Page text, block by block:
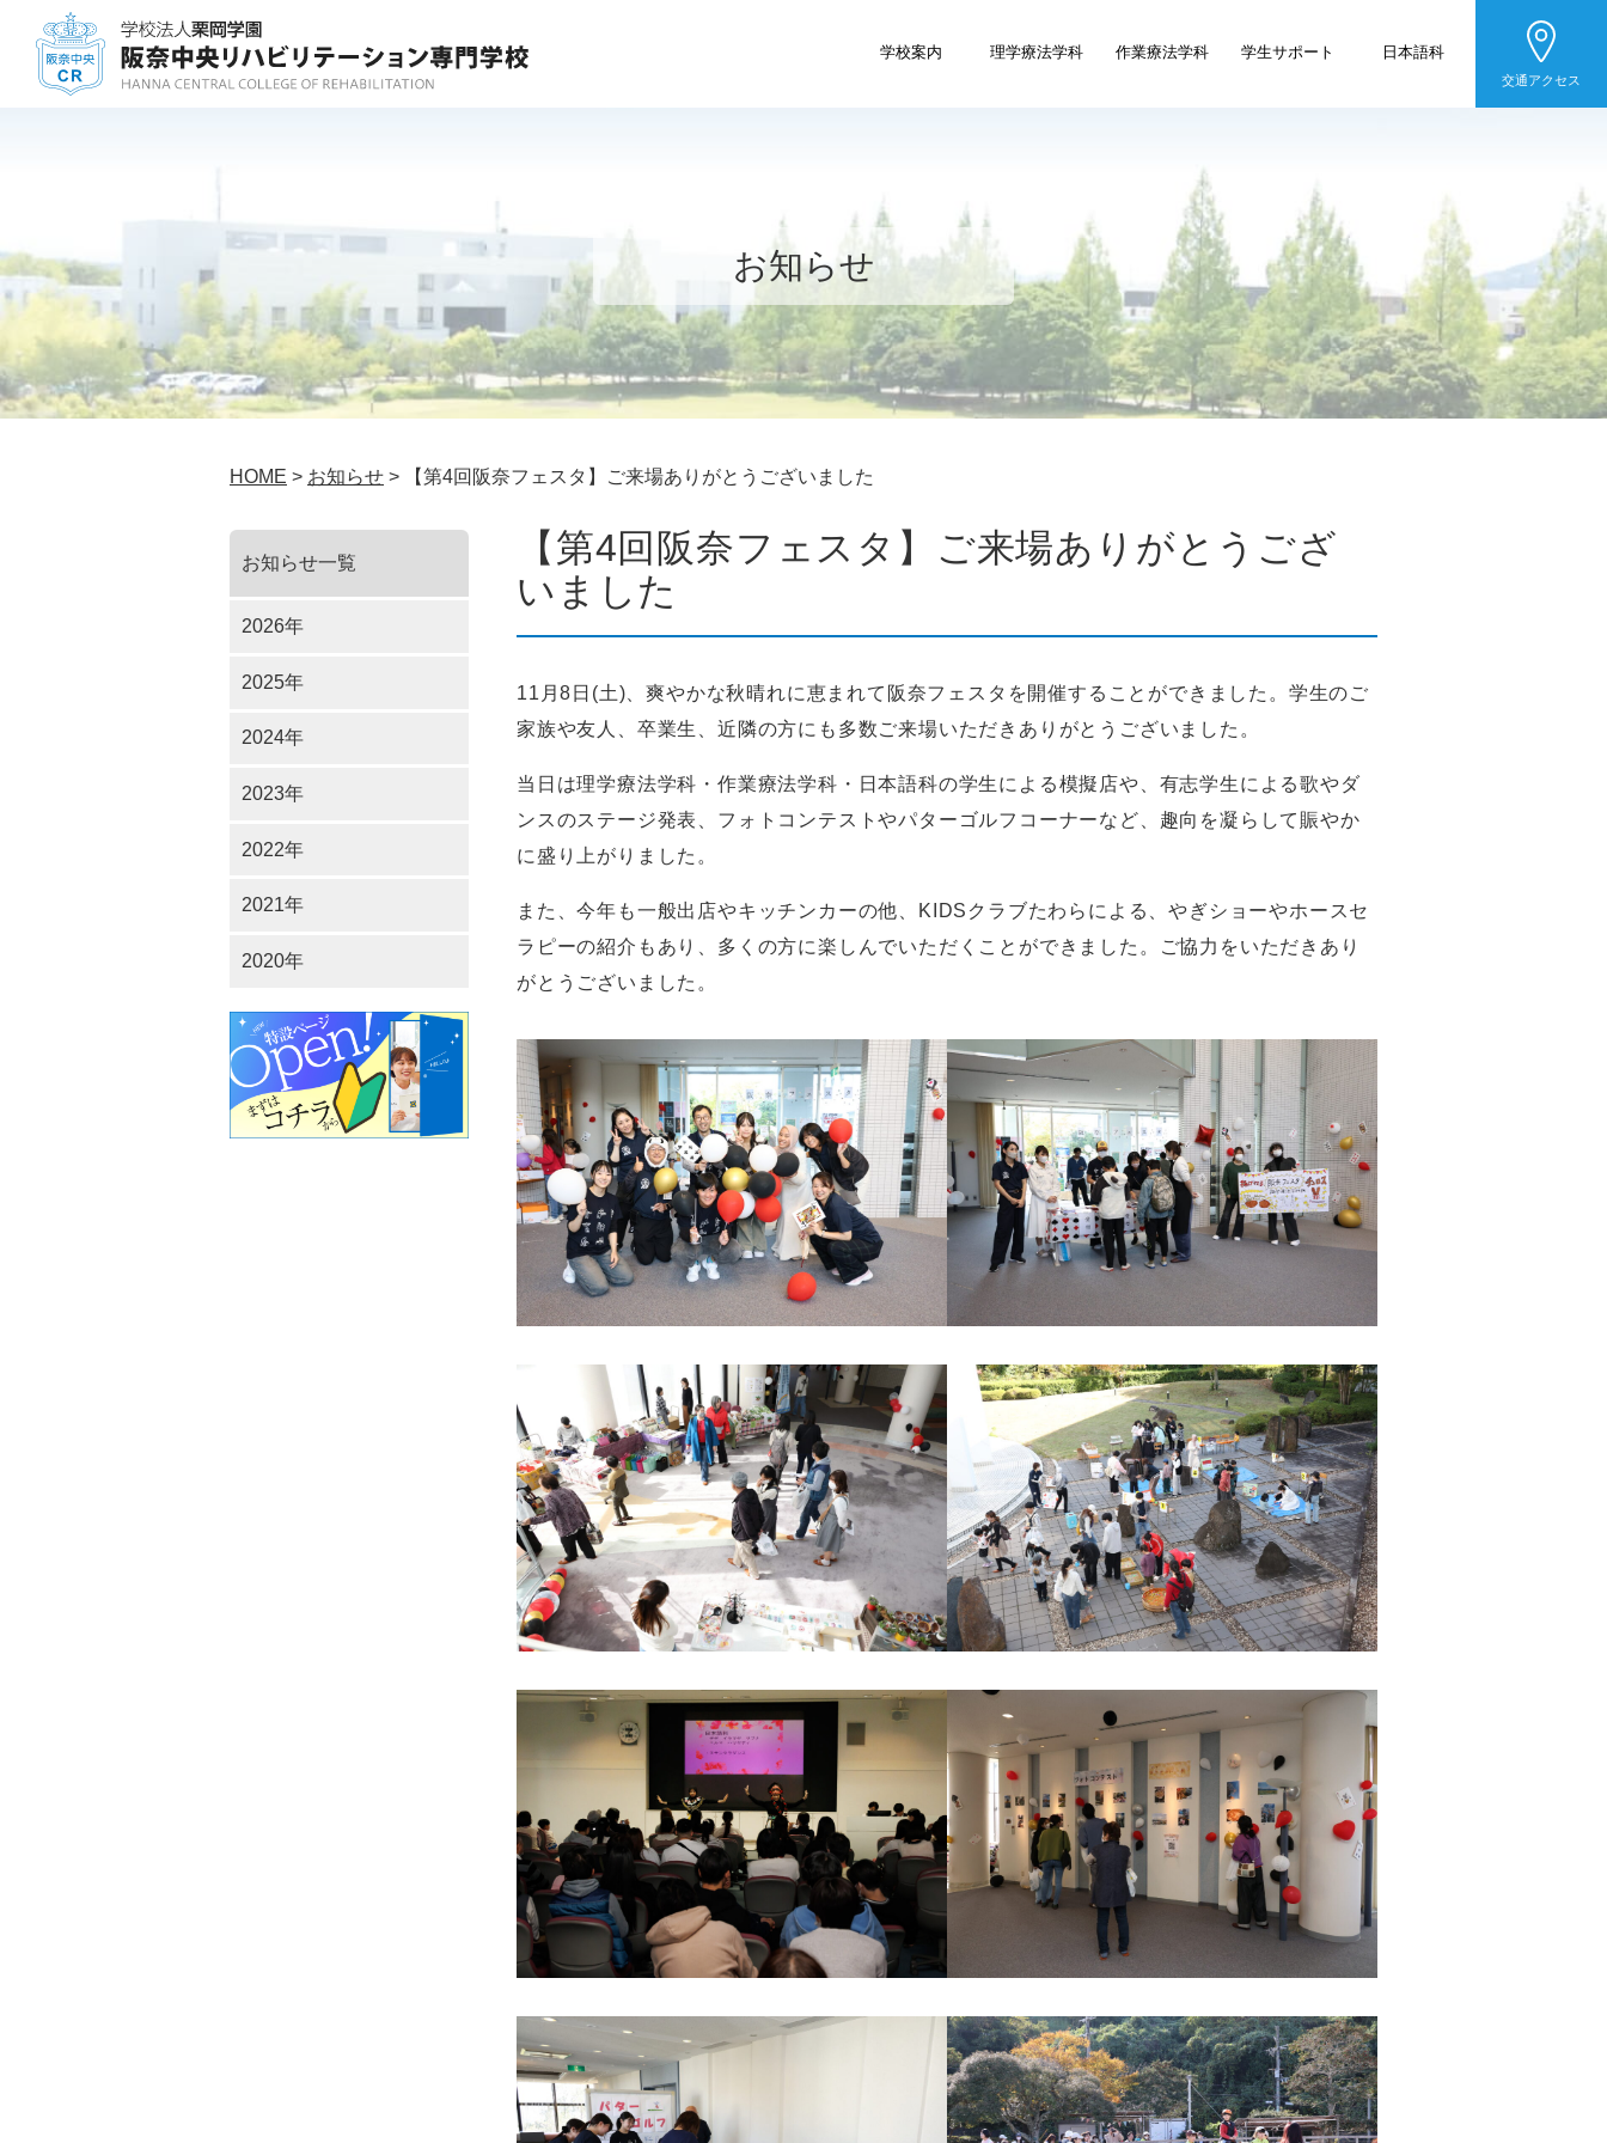
学校案内 理学療法学科 作業療法学科 学生サポート 日本語科
交通アクセス
お知らせ
HOME > お知らせ > 【第4回阪奈フェスタ】ご来場ありがとうございました
【第4回阪奈フェスタ】ご来場ありがとうござ
いました
11月8日(土)、爽やかな秋晴れに恵まれて阪奈フェスタを開催することができました。学生のご
家族や友人、卒業生、近隣の方にも多数ご来場いただきありがとうございました。
当日は理学療法学科・作業療法学科・日本語科の学生による模擬店や、有志学生による歌やダ
ンスのステージ発表、フォトコンテストやパターゴルフコーナーなど、趣向を凝らして賑やか
に盛り上がりました。
また、今年も一般出店やキッチンカーの他、KIDSクラブたわらによる、やぎショーやホースセ
ラピーの紹介もあり、多くの方に楽しんでいただくことができました。ご協力をいただきあり
がとうございました。
お知らせ一覧
2026年
2025年
2024年
2023年
2022年
2021年
2020年